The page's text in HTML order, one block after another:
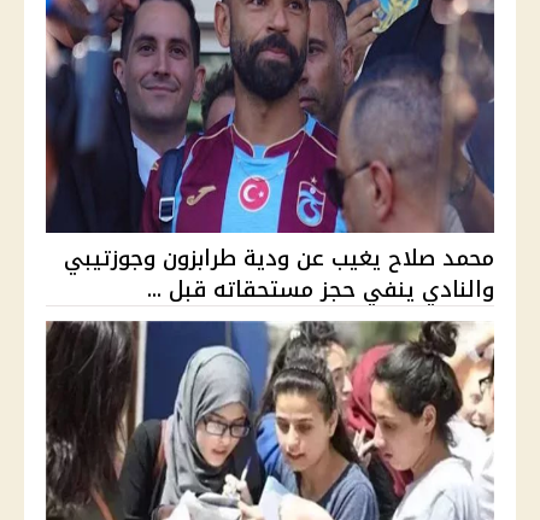
محمد صلاح يغيب عن ودية طرابزون وجوزتيبي
والنادي ينفي حجز مستحقاته قبل ...